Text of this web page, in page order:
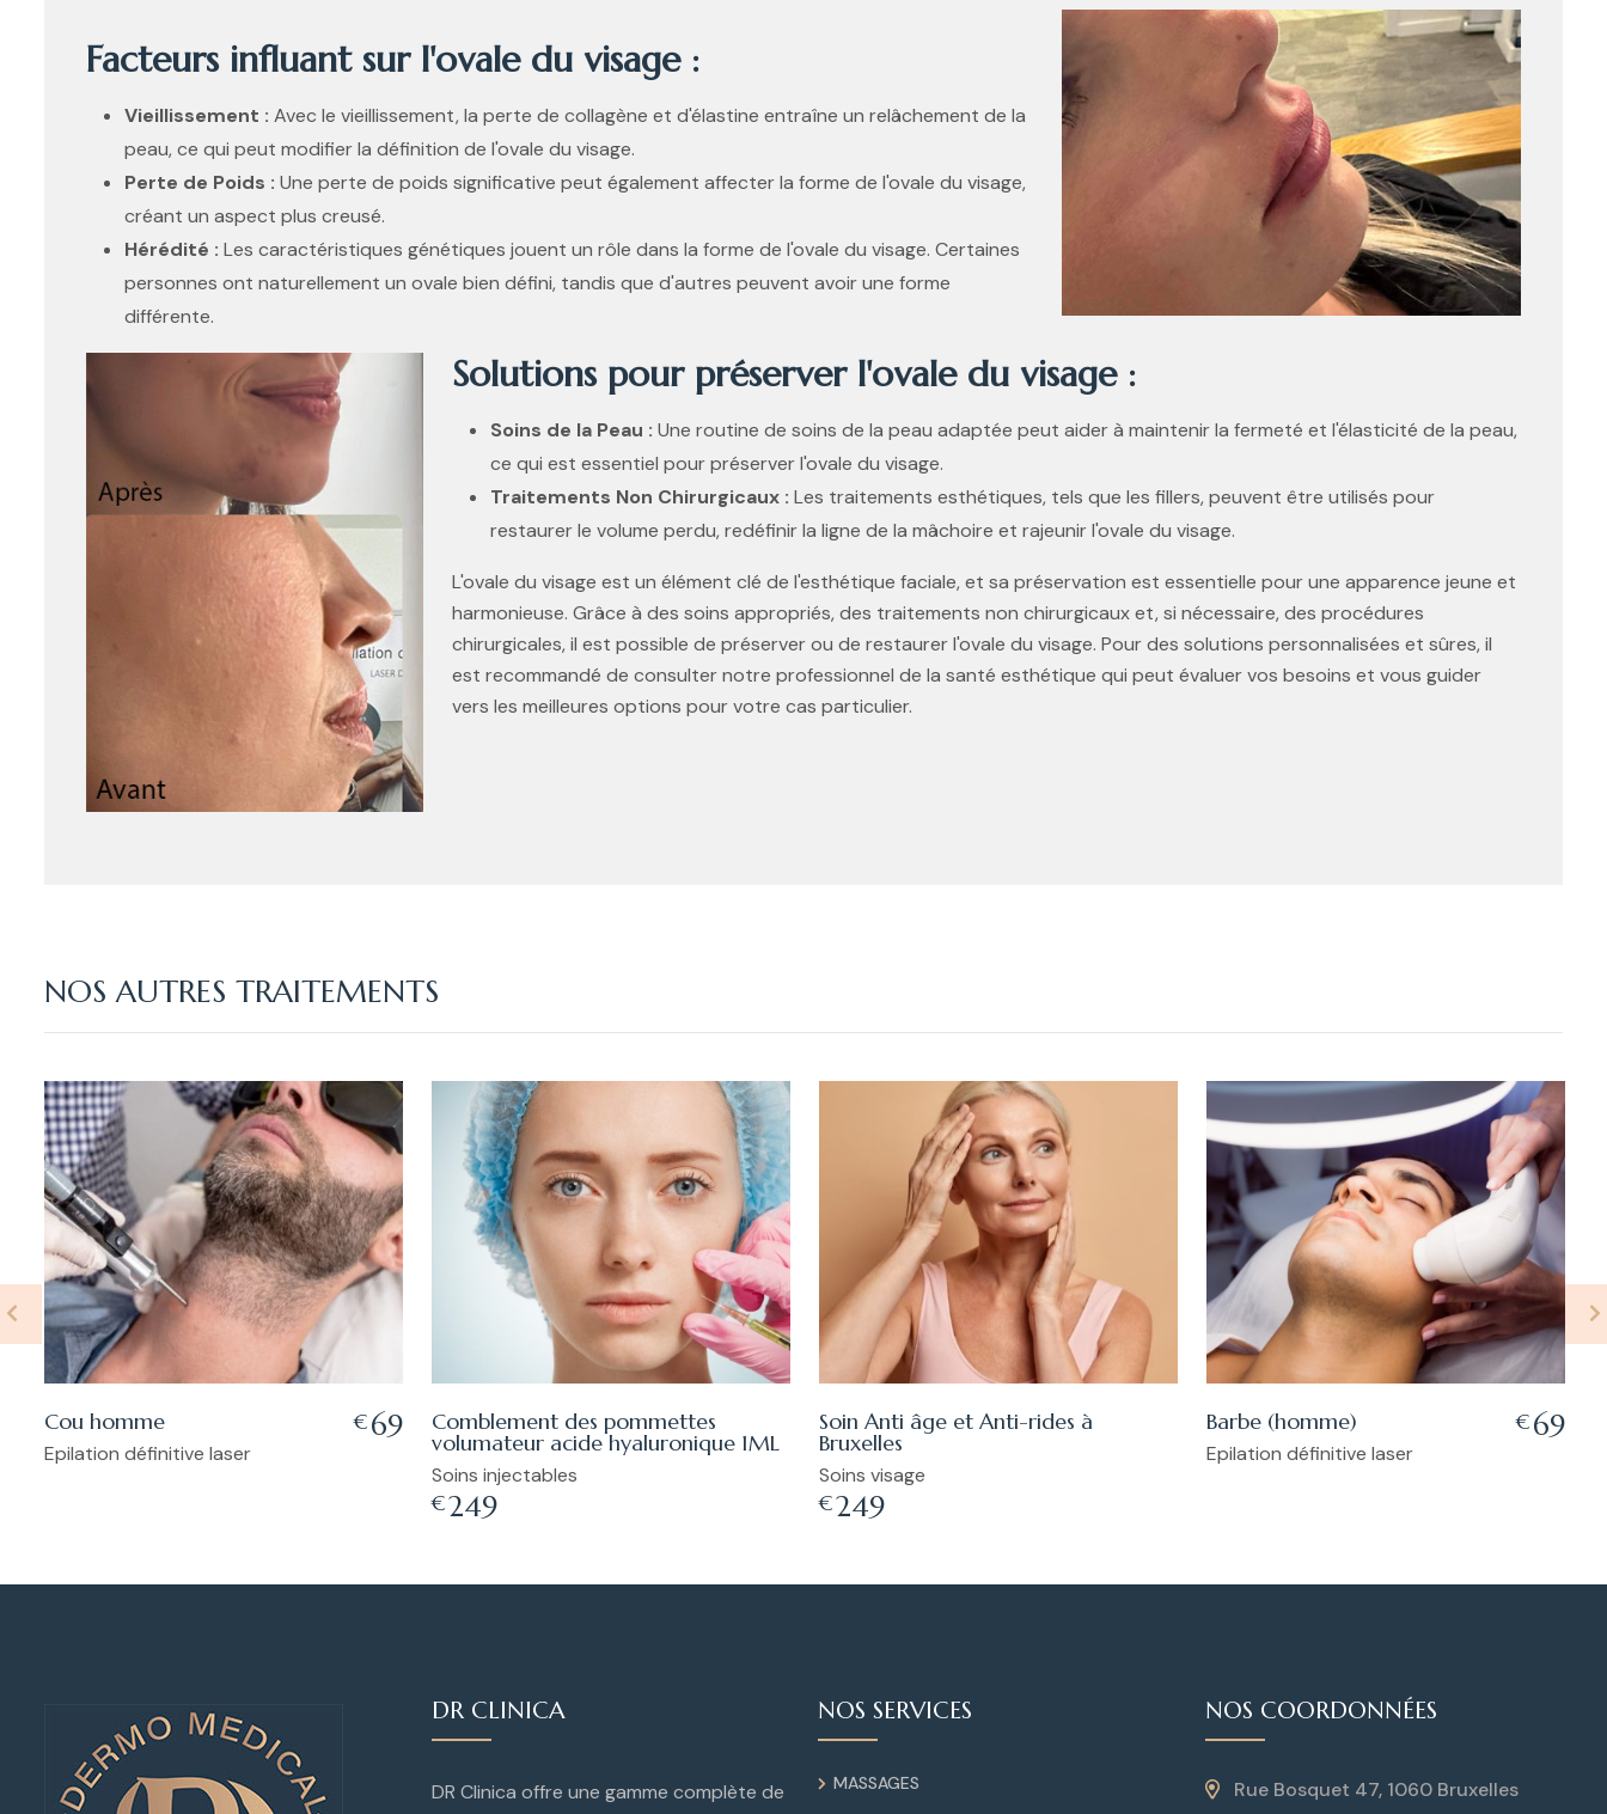
Facteurs influant sur l'ovale du visage :
Vieillissement : Avec le vieillissement, la perte de collagène et d'élastine entraîne un relâchement de la
peau, ce qui peut modifier la définition de l'ovale du visage.
Perte de Poids : Une perte de poids significative peut également affecter la forme de l'ovale du visage,
créant un aspect plus creusé.
Hérédité : Les caractéristiques génétiques jouent un rôle dans la forme de l'ovale du visage. Certaines
personnes ont naturellement un ovale bien défini, tandis que d'autres peuvent avoir une forme
différente.
Solutions pour préserver l'ovale du visage :
Soins de la Peau : Une routine de soins de la peau adaptée peut aider à maintenir la fermeté et l'élasticité de la peau,
ce qui est essentiel pour préserver l'ovale du visage.
Traitements Non Chirurgicaux : Les traitements esthétiques, tels que les fillers, peuvent être utilisés pour
restaurer le volume perdu, redéfinir la ligne de la mâchoire et rajeunir l'ovale du visage.
L'ovale du visage est un élément clé de l'esthétique faciale, et sa préservation est essentielle pour une apparence jeune et
harmonieuse. Grâce à des soins appropriés, des traitements non chirurgicaux et, si nécessaire, des procédures
chirurgicales, il est possible de préserver ou de restaurer l'ovale du visage. Pour des solutions personnalisées et sûres, il
est recommandé de consulter notre professionnel de la santé esthétique qui peut évaluer vos besoins et vous guider
vers les meilleures options pour votre cas particulier.
NOS AUTRES TRAITEMENTS
Cou homme
Epilation définitive laser
€69 Comblement des pommettes
volumateur acide hyaluronique 1ML
Soins injectables
€249
Soin Anti âge et Anti-rides à
Bruxelles
Soins visage
€249
Barbe (homme)
Epilation définitive laser
€69
DR CLINICA
DR Clinica offre une gamme complète de
NOS SERVICES
MASSAGES
NOS COORDONNÉES
Rue Bosquet 47, 1060 Bruxelles